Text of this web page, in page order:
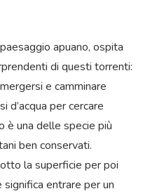
apuano, ospita
di questi torrenti:
e camminare
per cercare
è una delle specie più
ben conservati.
la superficie per poi
entrare per un